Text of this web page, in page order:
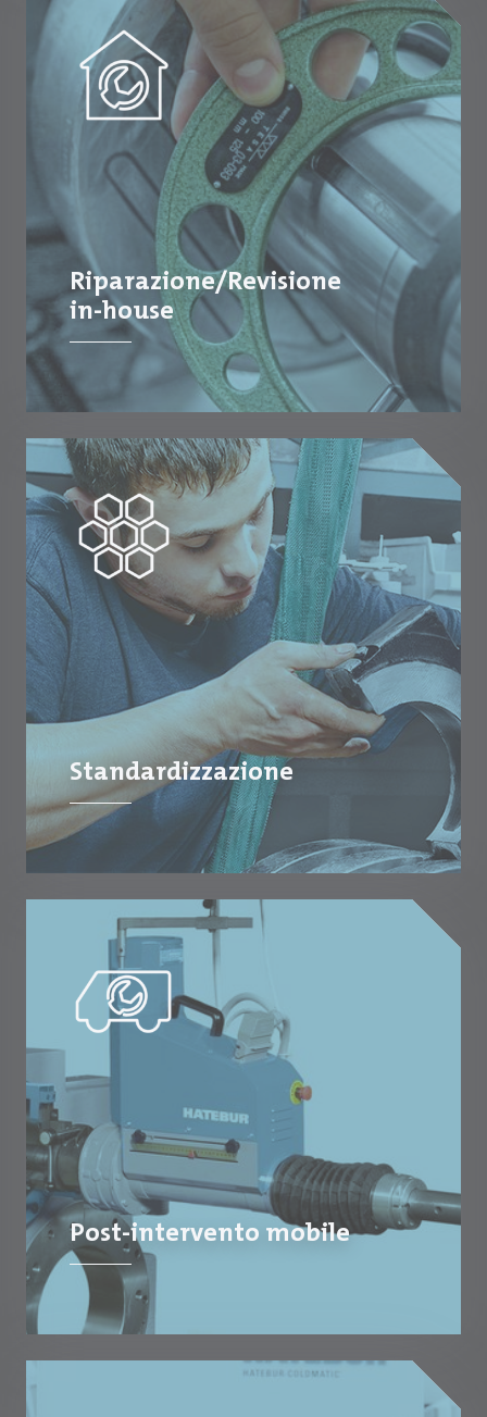
Riparazione/Revisione
in-house
Standardizzazione
Post-intervento mobile